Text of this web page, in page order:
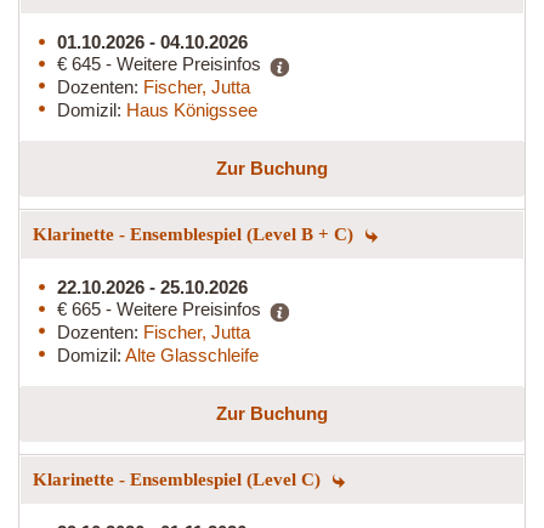
01.10.2026 - 04.10.2026
€ 645 - Weitere Preisinfos
Dozenten: Fischer, Jutta
Domizil: Haus Königssee
Zur Buchung
Klarinette - Ensemblespiel (Level B + C)
22.10.2026 - 25.10.2026
€ 665 - Weitere Preisinfos
Dozenten: Fischer, Jutta
Domizil: Alte Glasschleife
Zur Buchung
Klarinette - Ensemblespiel (Level C)